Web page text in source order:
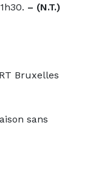
– (N.T.)
Bruxelles
sans